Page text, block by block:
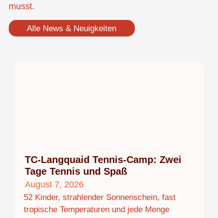
musst.
Alle News & Neuigkeiten
TC-Langquaid Tennis-Camp: Zwei
Tage Tennis und Spaß
August 7, 2026
52 Kinder, strahlender Sonnenschein, fast
tropische Temperaturen und jede Menge